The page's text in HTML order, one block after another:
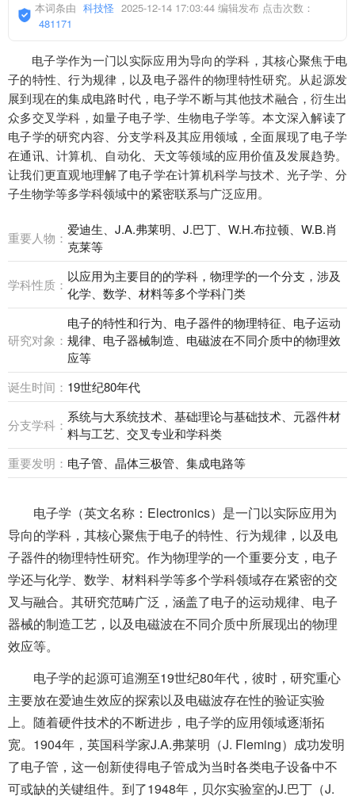
本词条由 科技怪 2025-12-14 17:03:44 编辑发布 点击次数：
481171
电子学作为一门以实际应用为导向的学科，其核心聚焦于电
子的特性、行为规律，以及电子器件的物理特性研究。从起源发
展到现在的集成电路时代，电子学不断与其他技术融合，衍生出
众多交叉学科，如量子电子学、生物电子学等。本文深入解读了
电子学的研究内容、分支学科及其应用领域，全面展现了电子学
在通讯、计算机、自动化、天文等领域的应用价值及发展趋势。
让我们更直观地理解了电子学在计算机科学与技术、光子学、分
子生物学等多学科领域中的紧密联系与广泛应用。
重要人物：
爱迪生、J.A.弗莱明、J.巴丁、W.H.布拉顿、W.B.肖
克莱等
学科性质：
以应用为主要目的的学科，物理学的一个分支，涉及
化学、数学、材料等多个学科门类
研究对象：
电子的特性和行为、电子器件的物理特征、电子运动
规律、电子器械制造、电磁波在不同介质中的物理效
应等
诞生时间： 19世纪80年代
分支学科：
系统与大系统技术、基础理论与基础技术、元器件材
料与工艺、交叉专业和学科类
重要发明： 电子管、晶体三极管、集成电路等
电子学（英文名称：Electronics）是一门以实际应用为
导向的学科，其核心聚焦于电子的特性、行为规律，以及电
子器件的物理特性研究。作为物理学的一个重要分支，电子
学还与化学、数学、材料科学等多个学科领域存在紧密的交
叉与融合。其研究范畴广泛，涵盖了电子的运动规律、电子
器械的制造工艺，以及电磁波在不同介质中所展现出的物理
效应等。
电子学的起源可追溯至19世纪80年代，彼时，研究重心
主要放在爱迪生效应的探索以及电磁波存在性的验证实验
上。随着硬件技术的不断进步，电子学的应用领域逐渐拓
宽。1904年，英国科学家J.A.弗莱明（J. Fleming）成功发明
了电子管，这一创新使得电子管成为当时各类电子设备中不
可或缺的关键组件。到了1948年，贝尔实验室的J.巴丁（J.